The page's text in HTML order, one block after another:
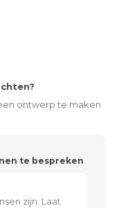
ontwerp te maken
te bespreken